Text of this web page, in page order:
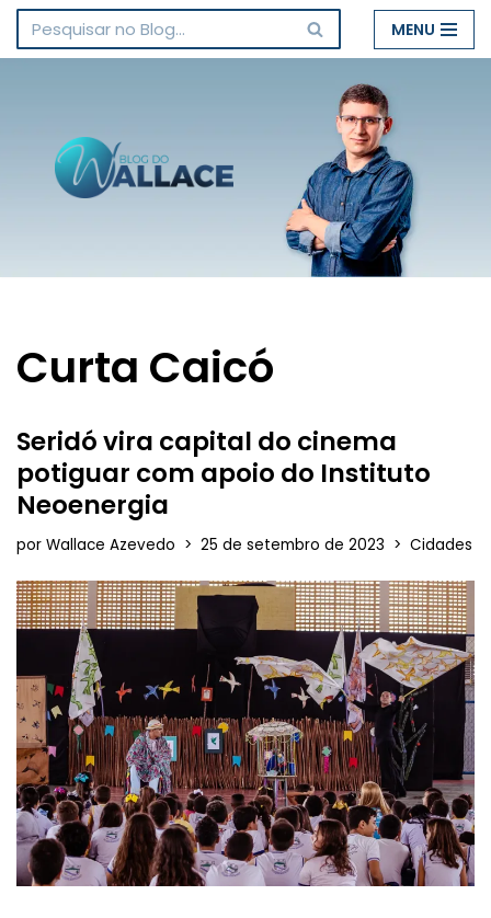
Pular
conteúdo
MENU
Curta Caicó
Seridó vira capital do cinema
potiguar com apoio do Instituto
Neoenergia
por Wallace Azevedo 25 de setembro de 2023 Cidades